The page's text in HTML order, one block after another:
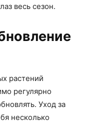
весь сезон.
растений
регулярно
Уход за
несколько